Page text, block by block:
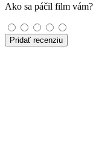
Ako sa páčil film vám?
Pridať recenziu